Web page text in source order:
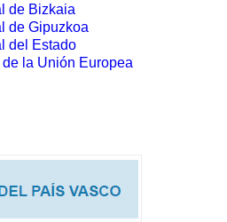
de Bizkaia
de Gipuzkoa
del Estado
la Unión Europea